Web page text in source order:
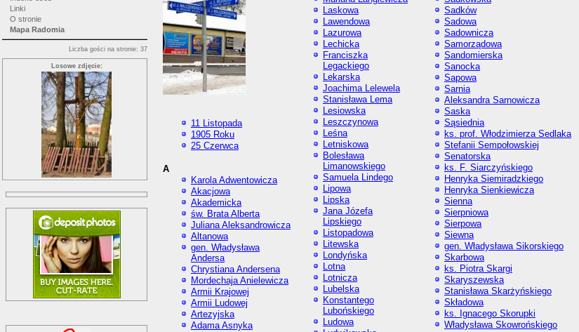
Linki
O stronie
Mapa Radomia
Liczba gości na stronie: 37
Losowe zdjęcie:
11 Listopada
1905 Roku
25 Czerwca
A
Karola Adwentowicza
Akacjowa
Akademicka
św. Brata Alberta
Juliana Aleksandrowicza
Altanowa
gen. Władysława
Andersa
Chrystiana Andersena
Mordechaja Anielewicza
Armii Krajowej
Armii Ludowej
Artezyjska
Adama Asnyka
Laskowa
Lawendowa
Lazurowa
Lechicka
Franciszka
Legackiego
Lekarska
Joachima Lelewela
Stanisława Lema
Lesiowska
Leszczynowa
Leśna
Letniskowa
Bolesława
Limanowskiego
Samuela Lindego
Lipowa
Lipska
Jana Józefa
Lipskiego
Listopadowa
Litewska
Londyńska
Lotna
Lotnicza
Lubelska
Konstantego
Lubońskiego
Ludowa
Sadków
Sadowa
Sadownicza
Samorządowa
Sandomierska
Sanocka
Sapowa
Sarnia
Aleksandra Sarnowicza
Saska
Sąsiednia
ks. prof. Włodzimierza Sedlaka
Stefanii Sempołowskiej
Senatorska
ks. F. Siarczyńskiego
Henryka Siemiradzkiego
Henryka Sienkiewicza
Sienna
Sierpniowa
Sierpowa
Siewna
gen. Władysława Sikorskiego
Skarbowa
ks. Piotra Skargi
Skaryszewska
Stanisława Skarżyńskiego
Składowa
ks. Ignacego Skorupki
Władysława Skowrońskiego